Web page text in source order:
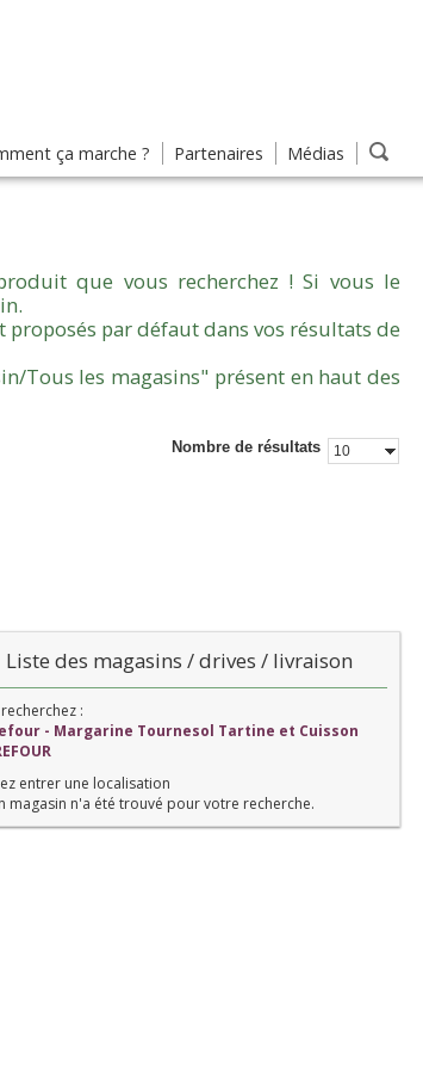
ça marche ? Partenaires Médias
que vous recherchez ! Si vous le
par défaut dans vos résultats de
Tous les magasins" présent en haut des
Nombre de résultats 10
Liste des magasins / drives / livraison
:
- Margarine Tournesol Tartine et Cuisson
entrer une localisation
magasin n'a été trouvé pour votre recherche.